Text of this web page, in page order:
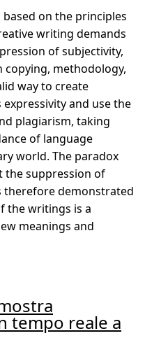
based on the principles
writing demands
of subjectivity,
copying, methodology,
way to create
and use the
plagiarism, taking
of language
world. The paradox
the suppression of
therefore demonstrated
the writings is a
meanings and
tempo reale a